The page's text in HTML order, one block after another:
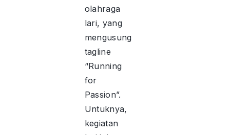
olahraga
lari, yang
mengusung
tagline
“Running
for
Passion”.
Untuknya,
kegiatan